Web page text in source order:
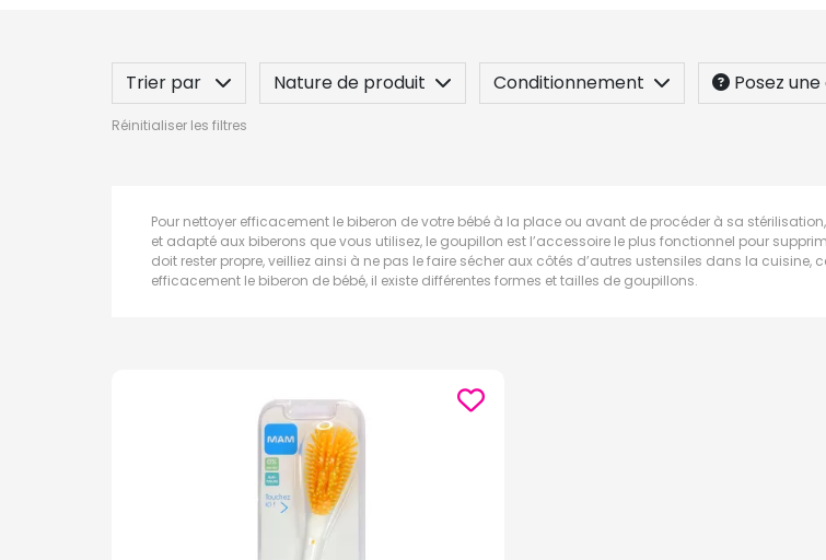
Trier par Nature de produit Conditionnement Posez
Réinitialiser les filtres
Pour nettoyer efficacement le biberon de votre bébé à la place ou avant de procéder à sa
et adapté aux biberons que vous utilisez, le goupillon est l’accessoire le plus fonctionnel pour
doit rester propre, veilliez ainsi à ne pas le faire sécher aux côtés d’autres ustensiles dans la
efficacement le biberon de bébé, il existe différentes formes et tailles de goupillons.